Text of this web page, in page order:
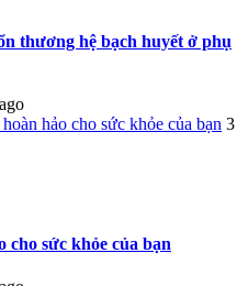
thương hệ bạch huyết ở phụ
hảo cho sức khỏe của bạn 3
sức khỏe của bạn